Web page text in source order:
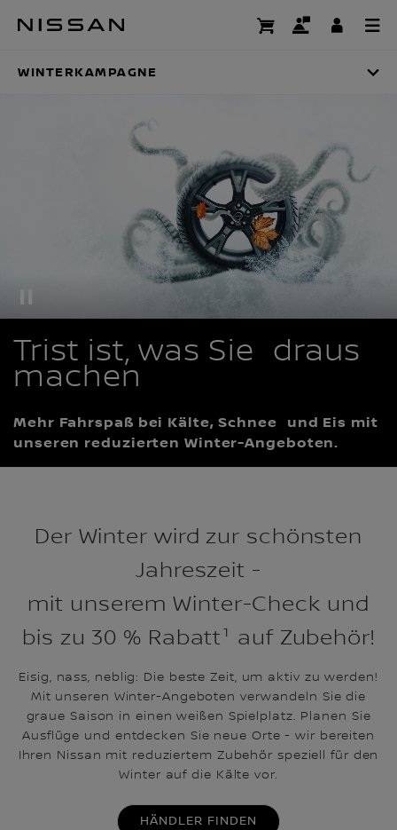
Hauptinhalt
WINTERKAMPAGNE
WINTERKAMPAGNE
Trist ist, was Sie draus
machen
Mehr Fahrspaß bei Kälte, Schnee und Eis mit
unseren reduzierten Winter-Angeboten.
Der Winter wird zur schönsten
Jahreszeit -
mit unserem Winter-Check und
bis zu 30 % Rabatt¹ auf Zubehör!
Eisig, nass, neblig: Die beste Zeit, um aktiv zu werden!
Mit unseren Winter-Angeboten verwandeln Sie die
graue Saison in einen weißen Spielplatz. Planen Sie
Ausflüge und entdecken Sie neue Orte - wir bereiten
Ihren Nissan mit reduziertem Zubehör speziell für den
Winter auf die Kälte vor.
HÄNDLER FINDEN